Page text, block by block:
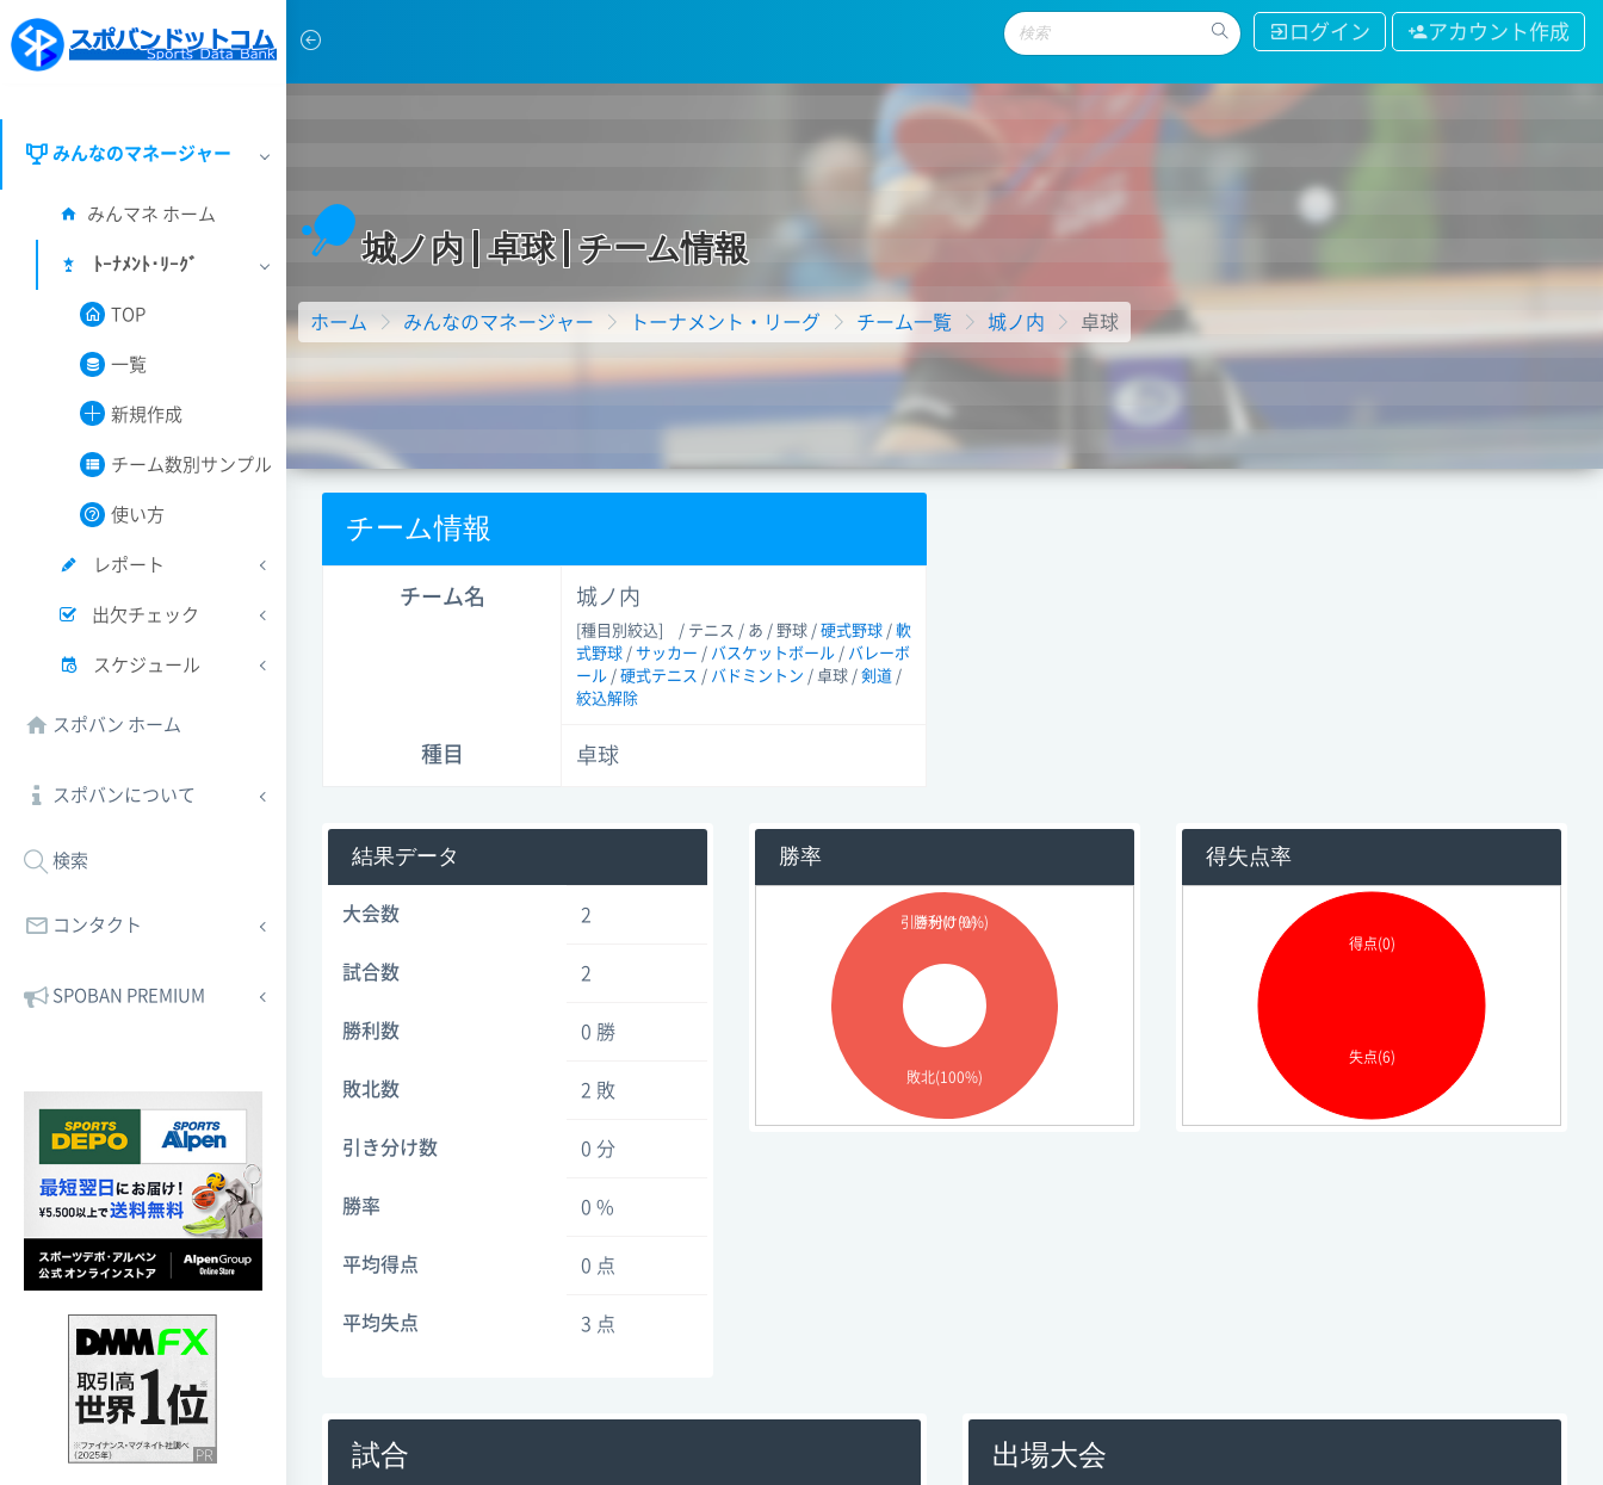
ログイン アカウント作成
みんなのマネージャー
みんマネ ホーム
ﾄｰﾅﾒﾝﾄ･ﾘｰｸﾞ
TOP
一覧
新規作成
チーム数別サンプル
使い方
レポート
出欠チェック
スケジュール
スポバン ホーム
スポバンについて
検索
コンタクト
SPOBAN PREMIUM
城ノ内 卓球 チーム情報
ホーム みんなのマネージャー トーナメント・リーグ チーム一覧 城ノ内 卓球
チーム情報
チーム名 城ノ内
[種目別絞込] / テニス / あ / 野球 / 硬式野球 / 軟
式野球 / サッカー / バスケットボール / バレーボ
ール / 硬式テニス / バドミントン / 卓球 / 剣道 /
絞込解除
種目 卓球
結果データ
大会数 2
試合数 2
勝利数 0 勝
敗北数 2 敗
引き分け数 0 分
勝率 0 %
平均得点 0 点
平均失点 3 点
勝率
勝利(0 %)
敗北(100%)
引き分け(0%)
得失点率
得点(0)
失点(6)
試合 出場大会